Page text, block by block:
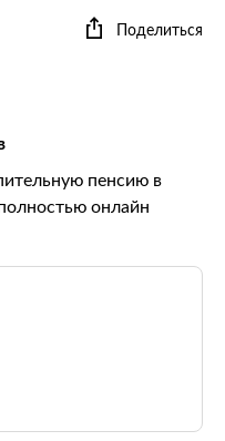
Поделиться
пенсию в
онлайн